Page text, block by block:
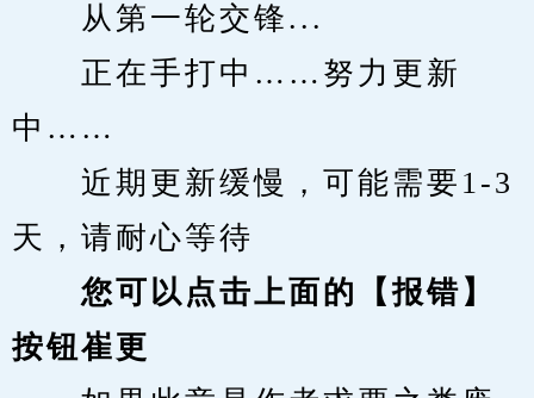
从第一轮交锋...
正在手打中……努力更新
中……
近期更新缓慢，可能需要1-3
天，请耐心等待
您可以点击上面的【报错】
按钮崔更